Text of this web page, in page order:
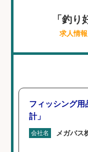
「釣
求人情
フィッシング
計」
会社名 メガバス